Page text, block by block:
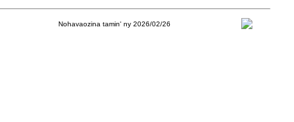
Nohavaozina tamin' ny 2026/02/26